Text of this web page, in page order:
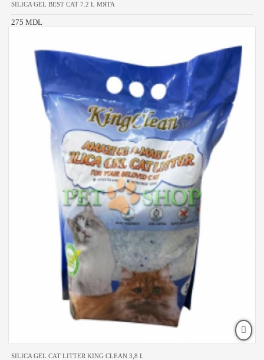
SILICA GEL BEST CAT 7.2 L МЯТА
275 MDL
SILICA GEL CAT LITTER KING CLEAN 3,8 L